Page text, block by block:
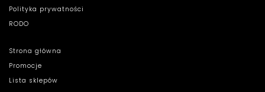
Polityka prywatności
RODO
Strona główna
Promocje
Lista sklepów